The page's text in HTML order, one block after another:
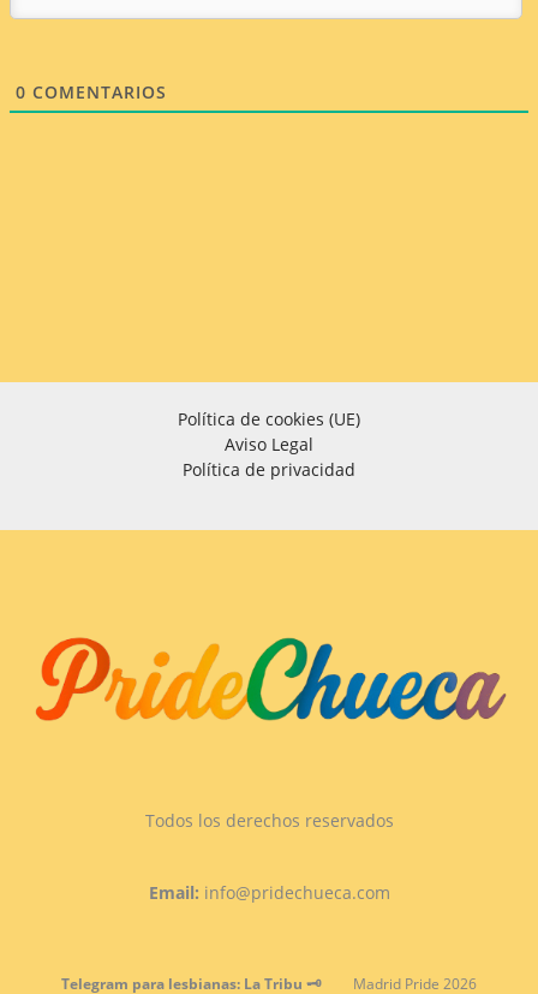
0 COMENTARIOS
Política de cookies (UE)
Aviso Legal
Política de privacidad
Todos los derechos reservados
Email: info@pridechueca.com
Telegram para lesbianas: La Tribu 🗝️ Madrid Pride 2026